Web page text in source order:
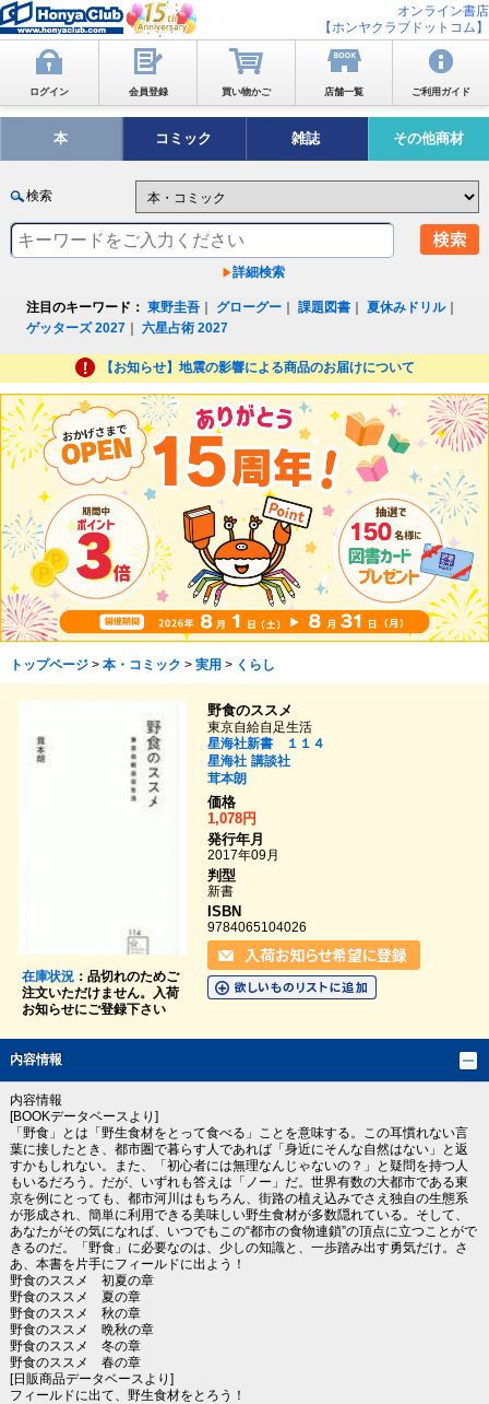
オンライン書店
【ホンヤクラブドットコム】
ログイン 会員登録 買い物かご 店舗一覧 ご利用ガイド
本 コミック 雑誌 その他商材
検索
詳細検索
注目のキーワード： 東野圭吾 グローグー ｜課題図書 ｜夏休みドリル｜
ゲッターズ 2027 ｜六星占術 2027
【お知らせ】地震の影響による商品のお届けについて
トップページ> 本・コミック > 実用 > くらし
在庫状況：品切れのためご
注文いただけません。入荷
お知らせにご登録下さい
野食のススメ
東京自給自足生活
星海社新書 １１４
星海社 講談社
茸本朗
価格
1,078円
発行年月
2017年09月
判型
新書
ISBN
9784065104026
内容情報
内容情報
[BOOKデータベースより]
「野食」とは「野生食材をとって食べる」ことを意味する。この耳慣れない言
葉に接したとき、都市圏で暮らす人であれば「身近にそんな自然はない」と返
すかもしれない。また、「初心者には無理なんじゃないの？」と疑問を持つ人
もいるだろう。だが、いずれも答えは「ノー」だ。世界有数の大都市である東
京を例にとっても、都市河川はもちろん、街路の植え込みでさえ独自の生態系
が形成され、簡単に利用できる美味しい野生食材が多数隠れている。そして、
あなたがその気になれば、いつでもこの“都市の食物連鎖”の頂点に立つことがで
きるのだ。「野食」に必要なのは、少しの知識と、一歩踏み出す勇気だけ。さ
あ、本書を片手にフィールドに出よう！
野食のススメ 初夏の章
野食のススメ 夏の章
野食のススメ 秋の章
野食のススメ 晩秋の章
野食のススメ 冬の章
野食のススメ 春の章
[日販商品データベースより]
フィールドに出て、野生食材をとろう！